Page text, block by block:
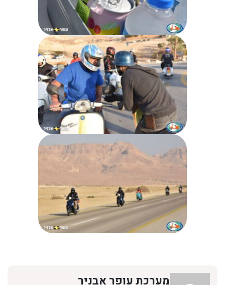
מערכת עופר אבניר